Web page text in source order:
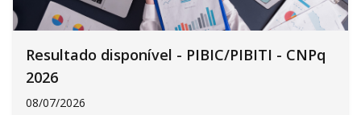
Resultado disponível - PIBIC/PIBITI - CNPq
2026
08/07/2026